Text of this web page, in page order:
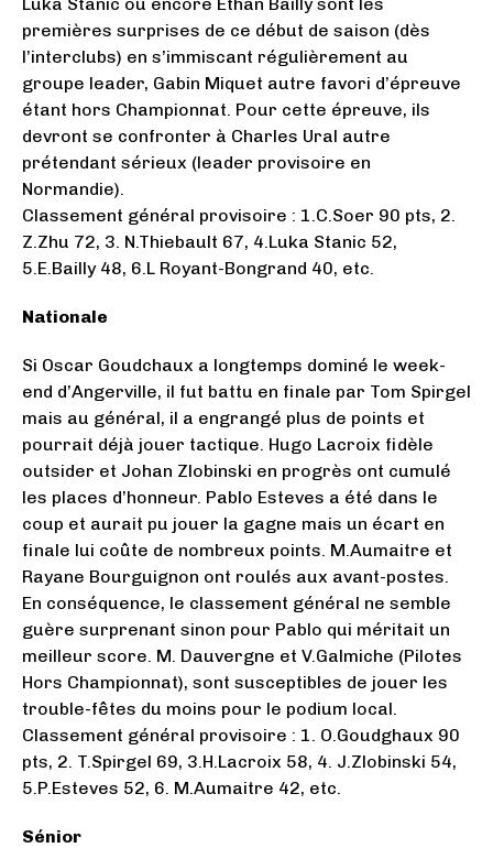
premières surprises de ce début de saison (dès
l’interclubs) en s’immiscant régulièrement au
groupe leader, Gabin Miquet autre favori d’épreuve
étant hors Championnat. Pour cette épreuve, ils
devront se confronter à Charles Ural autre
prétendant sérieux (leader provisoire en
Normandie).
Classement général provisoire : 1.C.Soer 90 pts, 2.
Z.Zhu 72, 3. N.Thiebault 67, 4.Luka Stanic 52,
5.E.Bailly 48, 6.L Royant-Bongrand 40, etc.
Nationale
Si Oscar Goudchaux a longtemps dominé le week-
end d’Angerville, il fut battu en finale par Tom Spirgel
mais au général, il a engrangé plus de points et
pourrait déjà jouer tactique. Hugo Lacroix fidèle
outsider et Johan Zlobinski en progrès ont cumulé
les places d’honneur. Pablo Esteves a été dans le
coup et aurait pu jouer la gagne mais un écart en
finale lui coûte de nombreux points. M.Aumaitre et
Rayane Bourguignon ont roulés aux avant-postes.
En conséquence, le classement général ne semble
guère surprenant sinon pour Pablo qui méritait un
meilleur score. M. Dauvergne et V.Galmiche (Pilotes
Hors Championnat), sont susceptibles de jouer les
trouble-fêtes du moins pour le podium local.
Classement général provisoire : 1. O.Goudghaux 90
pts, 2. T.Spirgel 69, 3.H.Lacroix 58, 4. J.Zlobinski 54,
5.P.Esteves 52, 6. M.Aumaitre 42, etc.
Sénior